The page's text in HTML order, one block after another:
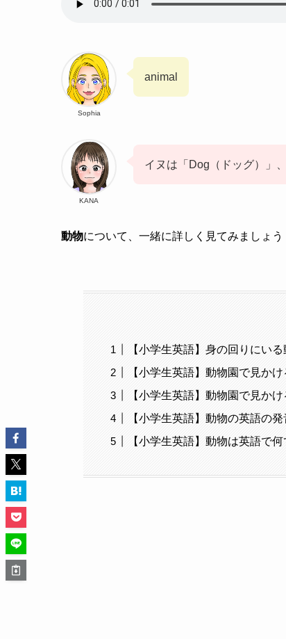
Sophia
animal
KANA
イヌは「Dog（ドッグ）」
動物について、一緒に詳しく見てみましょう
【小学生英語】身の回りにい
【小学生英語】動物園で見か
【小学生英語】動物園で見か
【小学生英語】動物の英語の発
【小学生英語】動物は英語で